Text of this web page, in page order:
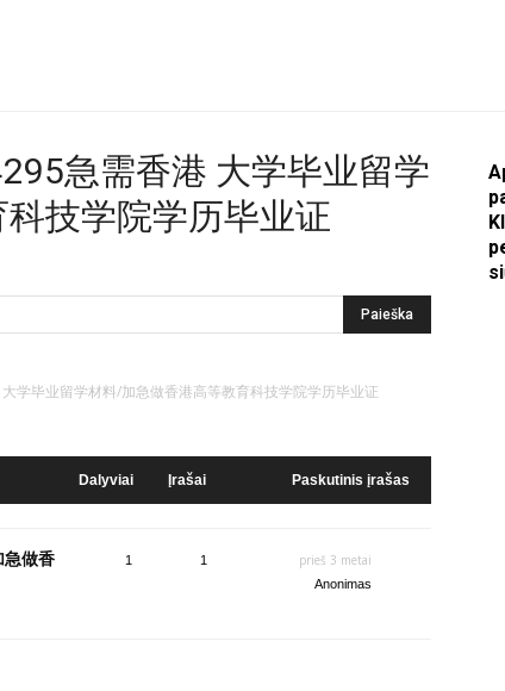
Apkasai.lt
急需香港 大学毕业留学
技学院学历毕业证
学毕业留学材料/加急做香港高等教育科技学院学历毕业证
Dalyviai Įrašai Paskutinis įrašas
做香
1 1 prieš 3 metai
Anonimas